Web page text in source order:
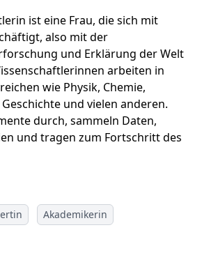
ist eine Frau, die sich mit
also mit der
und Erklärung der Welt
arbeiten in
wie Physik, Chemie,
und vielen anderen.
durch, sammeln Daten,
und tragen zum Fortschritt des
Akademikerin